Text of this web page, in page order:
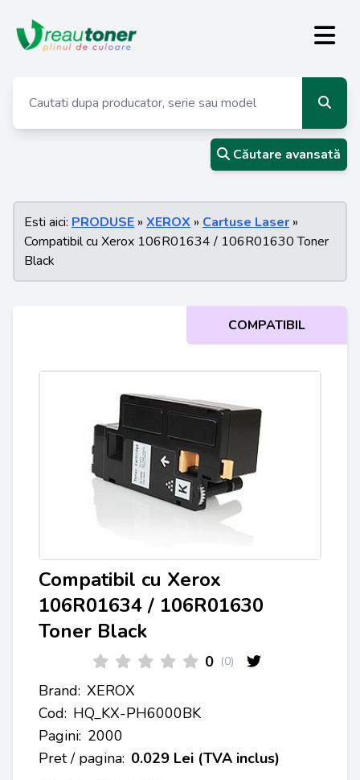
Căutare avansată
Esti aici: PRODUSE » XEROX » Cartuse Laser »
Compatibil cu Xerox 106R01634 / 106R01630 Toner
Black
COMPATIBIL
Compatibil cu Xerox
106R01634 / 106R01630
Toner Black
0 (0)
Brand: XEROX
Cod: HQ_KX-PH6000BK
Pagini: 2000
Pret / pagina: 0.029 Lei (TVA inclus)